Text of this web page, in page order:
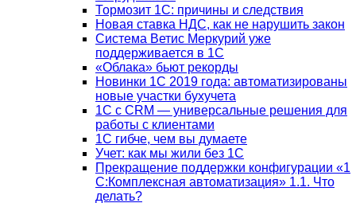
Тормозит 1C: причины и следствия
Новая ставка НДС, как не нарушить закон
Система Ветис Меркурий уже
поддерживается в 1С
«Облака» бьют рекорды
Новинки 1С 2019 года: автоматизированы
новые участки бухучета
1С с CRM — универсальные решения для
работы с клиентами
1С гибче, чем вы думаете
Учет: как мы жили без 1С
Прекращение поддержки конфигурации «1
С:Комплексная автоматизация» 1.1. Что
делать?